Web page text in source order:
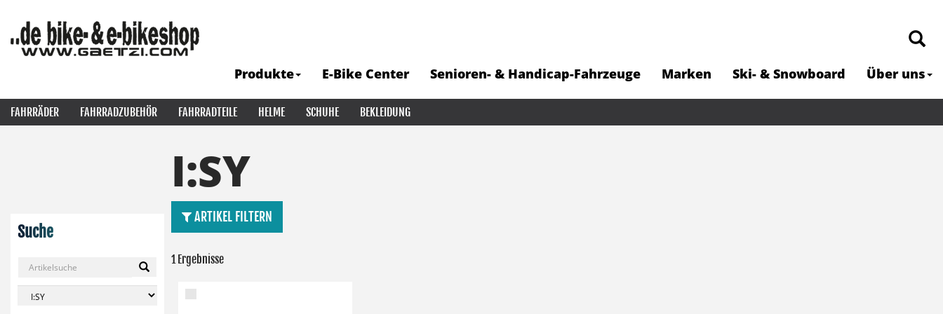
Produkte E-Bike Center Senioren- & Handicap-Fahrzeuge Marken Ski- & Snowboard Über uns
FAHRRÄDER FAHRRADZUBEHÖR FAHRRADTEILE HELME SCHUHE BEKLEIDUNG
Suche
I:SY
ARTIKEL FILTERN
1 Ergebnisse